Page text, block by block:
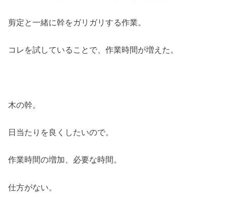
剪定と一緒に幹をガリガリする作業。
コレを試していることで、作業時間が増えた。
木の幹。
日当たりを良くしたいので。
作業時間の増加、必要な時間。
仕方がない。